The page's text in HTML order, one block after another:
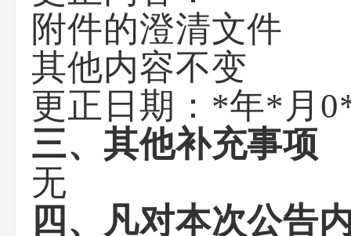
附件的澄清文件
其他内容不变
更正日期： *年*月
三、其他补充事项
无
四、凡对本次公告